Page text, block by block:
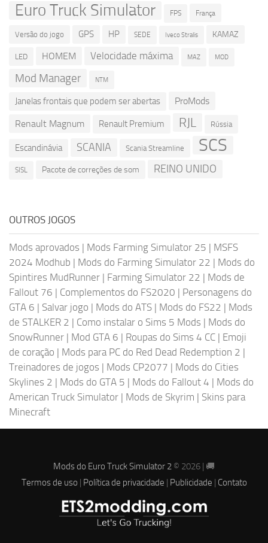
Euro Truck Simulator FPS França
Versão do jogo GPS HP SEDE Iveco Stralis KAMAZ
LED HOMEM Velocidade máxima MAZ MOD
Mod Manager NTM
Janelas frontais que podem ser abertas
ProMods
Renault Magnum
Renault Premium RJL Rússia
Escandinávia SCANIA Scania Streamline SCS
SISL Pacote de correções de som REINO UNIDO
OUTROS JOGOS
Mods aprovados | Mods Farming Simulator 25 | MSFS
2024 Modhub | Mods do Farming Simulator 22 | Mods do
Spintires MudRunner | Farming Simulator 22 | Mods de
Fallout 76 | Complementos do FS2020 | Personagens do
GTA 6 | Salvar jogo | Mods do ATS | Mods do FS22 | Mods
de STALKER 2 | Como instalar o Sims 5 Mods | Mods do
SnowRunner | Mod GTA 6 | Roupas do Sims 4 CC | Emoji
de coração | Mods para PC do Red Dead Redemption 2 |
Treinadores de jogos | Mods CP2077 | Mods do Cities
Skylines 2 | Mods do GTA 5 | Mods do Fallout 4 | Mods do
American Truck Simulator | Mods de Skyrim | Skins para
Minecraft
Mods do Euro Truck Simulator 2 © 2026 | 🚚
Termos de uso | Política de privacidade | Publicidade | Contato